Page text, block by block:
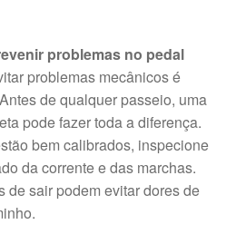
problemas no pedal
problemas mecânicos é
de qualquer passeio, uma
pode fazer toda a diferença.
bem calibrados, inspecione
da corrente e das marchas.
de sair podem evitar dores de